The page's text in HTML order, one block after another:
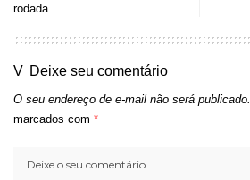
rodada
Deixe seu comentário
O seu endereço de e-mail não será publicado.
marcados com *